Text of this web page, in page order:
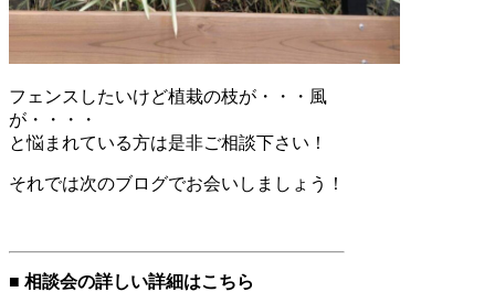
フェンスしたいけど植栽の枝が・・・風
が・・・・
と悩まれている方は是非ご相談下さい！
それでは次のブログでお会いしましょう！
■ 相談会の詳しい詳細はこちら